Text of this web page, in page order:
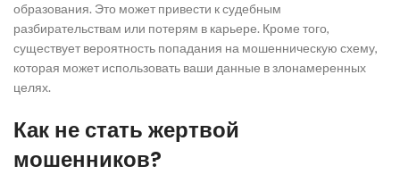
образования. Это может привести к судебным
разбирательствам или потерям в карьере. Кроме того,
существует вероятность попадания на мошенническую схему,
которая может использовать ваши данные в злонамеренных
целях.
Как не стать жертвой
мошенников?